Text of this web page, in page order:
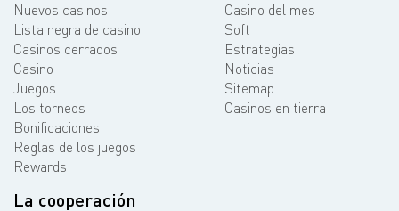
Nuevos casinos
Lista negra de casino
Casinos cerrados
Casino
Juegos
Los torneos
Bonificaciones
Reglas de los juegos
Rewards
Casino del mes
Soft
Estrategias
Noticias
Sitemap
Casinos en tierra
La cooperación